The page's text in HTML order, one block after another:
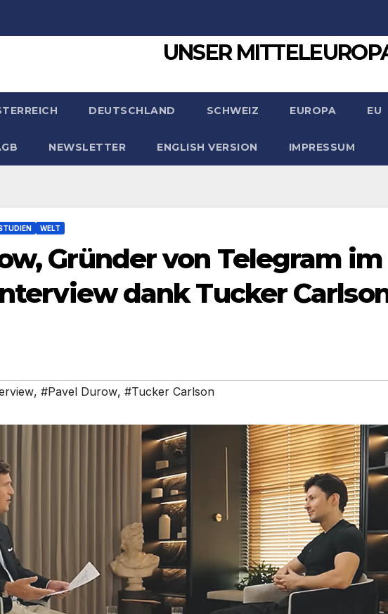
UNSER
DEUTSCHLAND SCHWEIZ EUROPA EU
NEWSLETTER ENGLISH VERSION IMPRESSUM
WELT
Gründer von Telegram im
dank Tucker
, #Pavel Durow, #Tucker Carlson